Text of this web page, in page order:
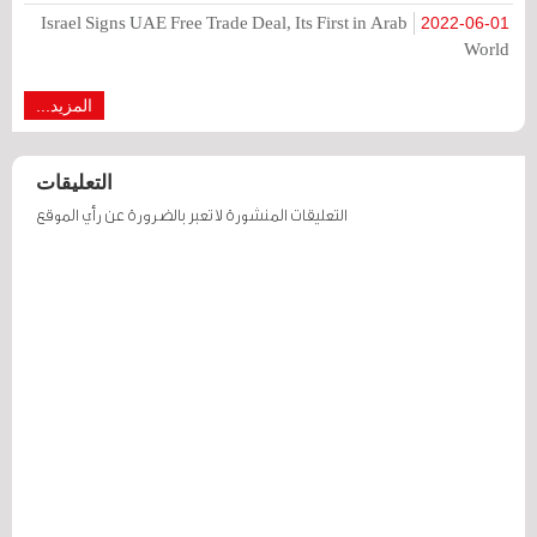
2022-06-01
Israel Signs UAE Free Trade Deal, Its First in Arab
World
المزيد...
التعليقات
التعليقات المنشورة لا تعبر بالضرورة عن رأي الموقع